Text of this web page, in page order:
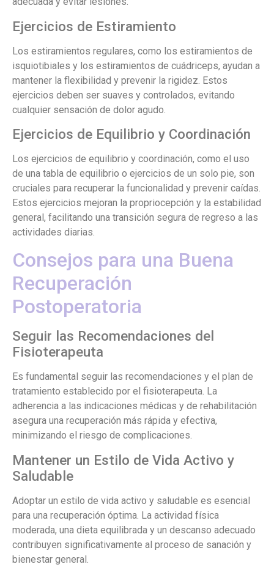
Ejercicios de Estiramiento
Los estiramientos regulares, como los estiramientos de
isquiotibiales y los estiramientos de cuádriceps, ayudan a
mantener la flexibilidad y prevenir la rigidez. Estos
ejercicios deben ser suaves y controlados, evitando
cualquier sensación de dolor agudo.
Ejercicios de Equilibrio y Coordinación
Los ejercicios de equilibrio y coordinación, como el uso
de una tabla de equilibrio o ejercicios de un solo pie, son
cruciales para recuperar la funcionalidad y prevenir caídas.
Estos ejercicios mejoran la propriocepción y la estabilidad
general, facilitando una transición segura de regreso a las
actividades diarias.
Consejos para una Buena
Recuperación
Postoperatoria
Seguir las Recomendaciones del
Fisioterapeuta
Es fundamental seguir las recomendaciones y el plan de
tratamiento establecido por el fisioterapeuta. La
adherencia a las indicaciones médicas y de rehabilitación
asegura una recuperación más rápida y efectiva,
minimizando el riesgo de complicaciones.
Mantener un Estilo de Vida Activo y
Saludable
Adoptar un estilo de vida activo y saludable es esencial
para una recuperación óptima. La actividad física
moderada, una dieta equilibrada y un descanso adecuado
contribuyen significativamente al proceso de sanación y
bienestar general.